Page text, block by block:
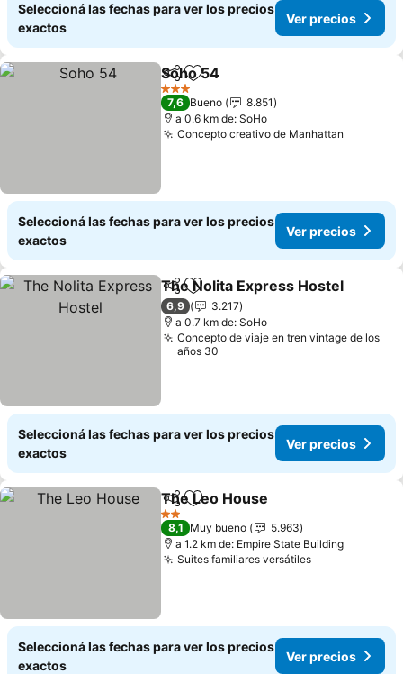
Seleccioná las fechas para ver los precios
exactos
Ver precios
CompartirAñadir a favoritos
Soho 54
3 Estrellas
7,6 Bueno
8.851
a 0.6 km de: SoHo
Concepto creativo de Manhattan
Seleccioná las fechas para ver los precios
exactos
Ver precios
Compartir
Añadir a favoritos
The Nolita Express Hostel
6,9
3.217
a 0.7 km de: SoHo
Concepto de viaje en tren vintage de los
años 30
Seleccioná las fechas para ver los precios
exactos
Ver precios
Compartir
Añadir a favoritos
The Leo House
2 Estrellas
8,1 Muy bueno
5.963
a 1.2 km de: Empire State Building
Suites familiares versátilesVer precios
Seleccioná las fechas para ver los precios
exactos
Ver precios